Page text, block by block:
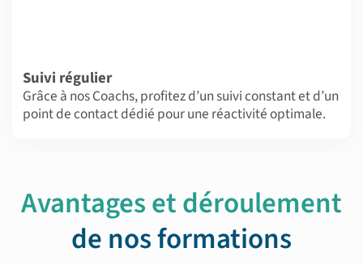
Suivi régulier
Grâce à nos Coachs, profitez d’un suivi constant et d’un
point de contact dédié pour une réactivité optimale.
Avantages et déroulement
de nos formations